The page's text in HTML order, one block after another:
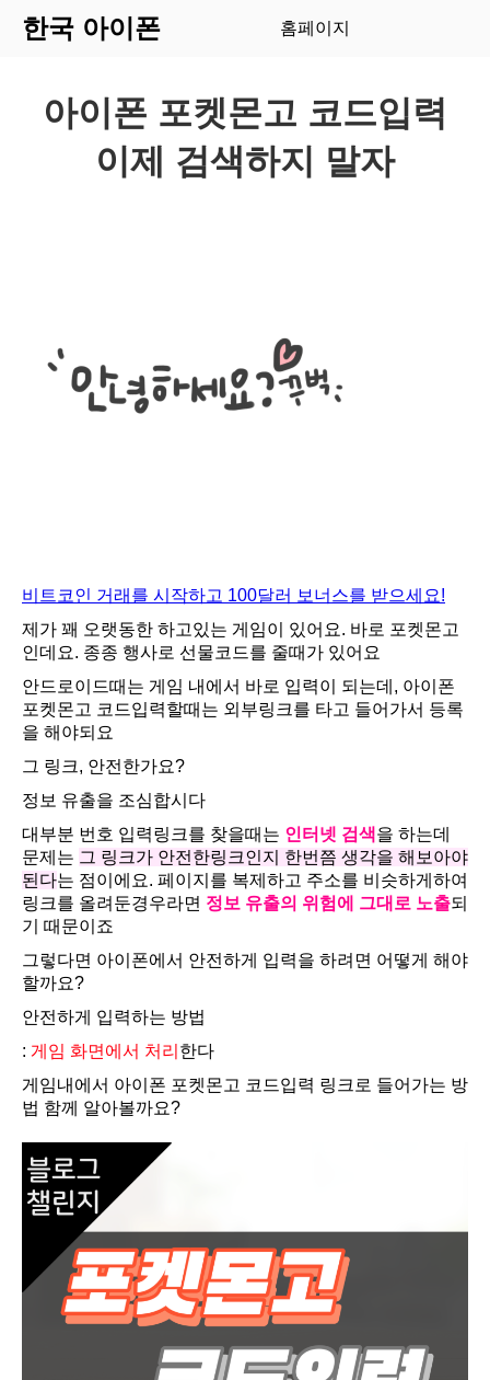
한국 아이폰 홈페이지
아이폰 포켓몬고 코드입력
이제 검색하지 말자
비트코인 거래를 시작하고 100달러 보너스를 받으세요!
제가 꽤 오랫동한 하고있는 게임이 있어요. 바로 포켓몬고
인데요. 종종 행사로 선물코드를 줄때가 있어요
안드로이드때는 게임 내에서 바로 입력이 되는데, 아이폰
포켓몬고 코드입력할때는 외부링크를 타고 들어가서 등록
을 해야되요
그 링크, 안전한가요?
정보 유출을 조심합시다
대부분 번호 입력링크를 찾을때는 인터넷 검색을 하는데
문제는 그 링크가 안전한링크인지 한번쯤 생각을 해보아야
된다는 점이에요. 페이지를 복제하고 주소를 비슷하게하여
링크를 올려둔경우라면 정보 유출의 위험에 그대로 노출되
기 때문이죠
그렇다면 아이폰에서 안전하게 입력을 하려면 어떻게 해야
할까요?
안전하게 입력하는 방법
: 게임 화면에서 처리 한다
게임내에서 아이폰 포켓몬고 코드입력 링크로 들어가는 방
법 함께 알아볼까요?